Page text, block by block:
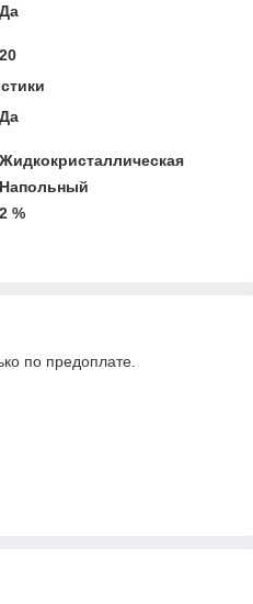
Да
20
Да
Жидкокристаллическая
Напольный
2 %
по предоплате.